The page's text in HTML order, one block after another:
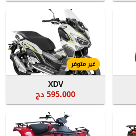
غير متوفر
XDV
595.000 دج